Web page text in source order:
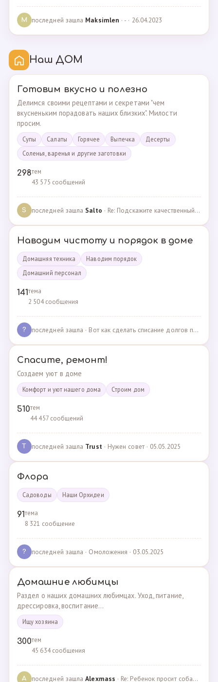
M последней зашла Maksimlen · - · 26.04.2023
Наш ДОМ
Готовим вкусно и полезно
Делимся своими рецептами и секретами "чем
вкусненьким порадовать наших близких". Милости
просим.
Супы Cалаты Горячее Выпечка
Десерты
Соленья, варенья и другие заготовки
298тем
43 575 сообщений
S последней зашла Salto · Re: Подскажите качественный и крепкий капсульный ко… · 01.09.2024
Наводим чистоту и порядок в доме
Домашняя техника
Наводим порядок
Домашний персонал
141тема
2 504 сообщения
? последней зашла · Вот как сделать списание долгов по жкх? · 02.05.2025
Спасите, ремонт!
Создаем уют в доме
Комфорт и уют нашего дома Cтроим дом
510тем
44 457 сообщений
T последней зашла Trust · Нужен совет · 05.05.2025
Флора
Садоводы Наши Орхидеи
91тема
8 321 сообщение
? последней зашла · Омоложения · 03.05.2025
Домашние любимцы
Раздел о наших домашних любимцах. Уход, питание,
дрессировка, воспитание...
Ищу хозяина
300тем
45 634 сообщения
A последней зашлаAlexmass · Re: Ребенок просит собаку, посоветуйте какую породу… · 30.03.2025